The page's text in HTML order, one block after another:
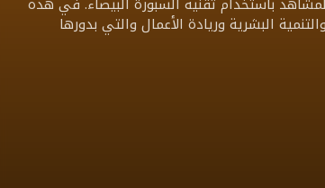
البشرية وريادة الأعمال والتي بدورها